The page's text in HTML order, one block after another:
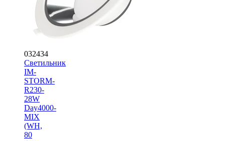
032434
Светильник
IM-
STORM-
R230-
28W
Day4000-
MIX
(WH,
80